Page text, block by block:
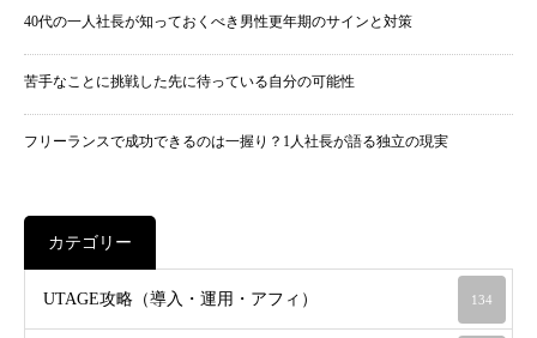
40代の一人社長が知っておくべき男性更年期のサインと対策
苦手なことに挑戦した先に待っている自分の可能性
フリーランスで成功できるのは一握り？1人社長が語る独立の現実
カテゴリー
UTAGE攻略（導入・運用・アフィ） 134